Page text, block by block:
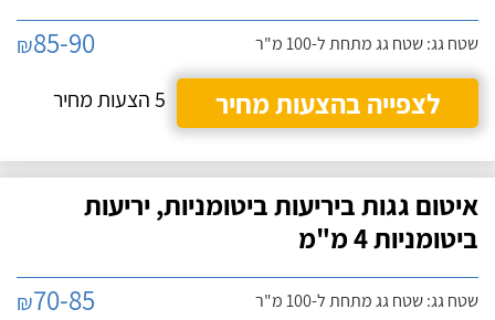
האחרונות אני לוקח כקבלן
משנה של עבודות האיטום
מחברת "אחים סמי".
השירות שלו מעולה, האיכות
של העבודות מאוד גבוהה
חייג עכשיו שטח גג: שטח גג מתחת ל-100 מ"ר ₪85-90
לצפייה בהצעות מחיר
5 הצעות מחיר
איטום גגות ביריעות ביטומניות, יריעות
ביטומניות 4 מ"מ
שטח גג: שטח גג מתחת ל-100 מ"ר ₪70-85